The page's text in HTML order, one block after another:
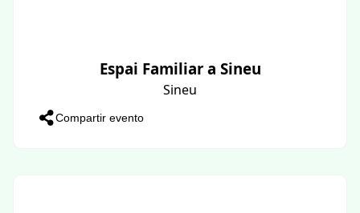
Espai Familiar a Sineu
Sineu
Compartir evento